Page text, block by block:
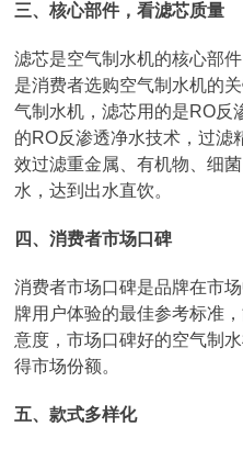
三、核心部件，看滤芯质量
滤芯是空气制水机的核心部
是消费者选购空气制水机的
气制水机，滤芯用的是RO反
的RO反渗透净水技术，过滤
效过滤重金属、有机物、细
水，达到出水直饮。
四、消费者市场口碑
消费者市场口碑是品牌在市
牌用户体验的最佳参考标准
意度，市场口碑好的空气制
得市场份额。
五、款式多样化